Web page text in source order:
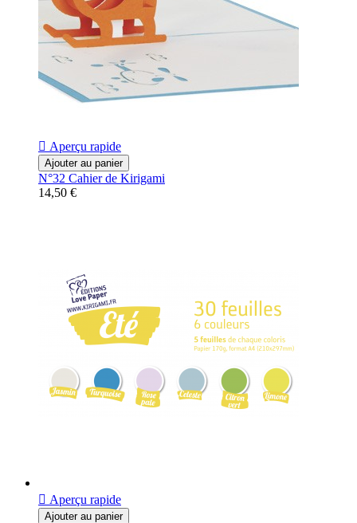
 Aperçu rapide
Ajouter au panier
N°32 Cahier de Kirigami
14,50 €
 Aperçu rapide
Ajouter au panier